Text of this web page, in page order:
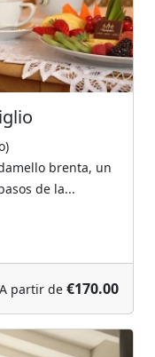
brenta, un
de la...
A partir de €170.00